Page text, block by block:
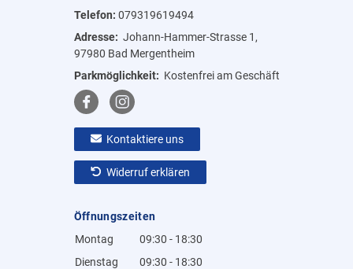
Telefon: 079319619494
Adresse: Johann-Hammer-Strasse 1,
97980 Bad Mergentheim
Parkmöglichkeit: Kostenfrei am Geschäft
Kontaktiere uns
Widerruf erklären
Öffnungszeiten
Montag
09:30 - 18:30
Dienstag
09:30 - 18:30